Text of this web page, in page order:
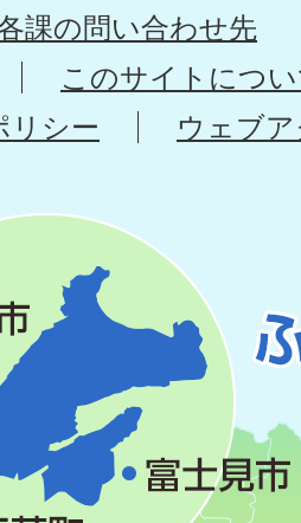
課の問い合わせ先
このサイトにつ
リシー
ウェブ